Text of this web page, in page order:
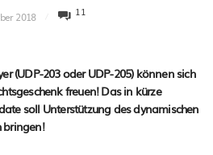
2018 11
(UDP-203 oder UDP-205) können sich
freuen! Das in kürze
soll Unterstützung des dynamischen
bringen!